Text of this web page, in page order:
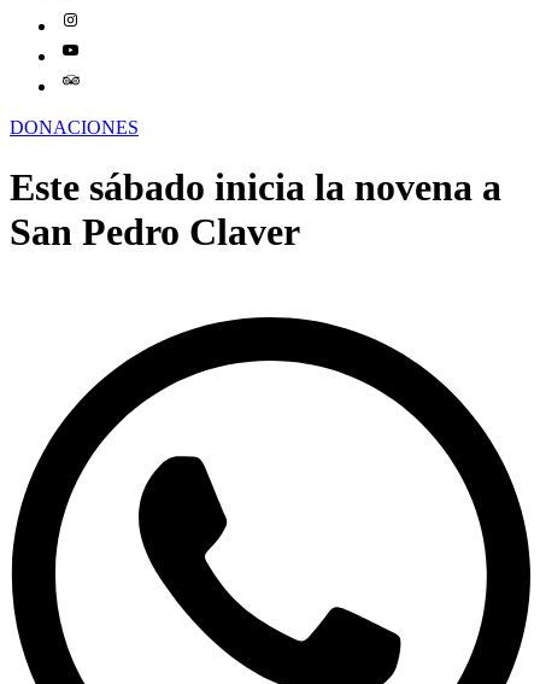
DONACIONES
Este sábado inicia la novena a
San Pedro Claver